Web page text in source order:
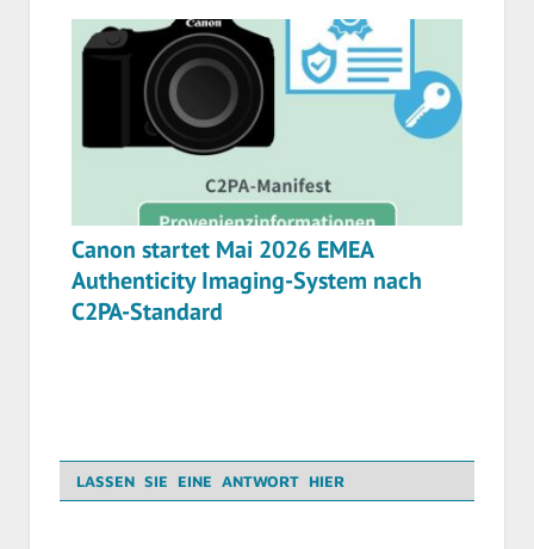
Canon startet Mai 2026 EMEA
Authenticity Imaging-System nach
C2PA-Standard
LASSEN SIE EINE ANTWORT HIER